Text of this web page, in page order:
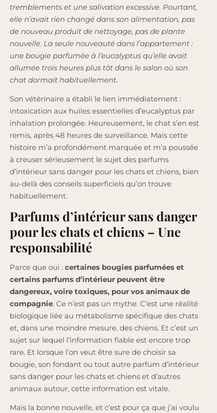
tremblements et une salivation excessive. Pourtant,
elle n’avait rien changé dans son alimentation, pas
de nouveau produit de nettoyage, pas de plante
nouvelle. La seule nouveauté dans l’appartement :
une bougie parfumée à l’eucalyptus qu’elle avait
allumée trois heures plus tôt dans le salon où son
chat dormait habituellement.
Son vétérinaire a établi le lien immédiatement :
intoxication aux huiles essentielles d’eucalyptus par
inhalation prolongée. Heureusement, le chat s’en est
remis, après 48 heures de surveillance. Mais cette
histoire m’a profondément marquée et m’a poussée
à creuser sérieusement le sujet des parfums
d’intérieur sans danger pour les chats et chiens, bien
au-delà des conseils superficiels qu’on trouve
habituellement.
Parfums d’intérieur sans danger
pour les chats et chiens – Une
responsabilité
Parce que oui : certaines bougies parfumées et
certains parfums d’intérieur peuvent être
dangereux, voire toxiques, pour vos animaux de
compagnie. Ce n’est pas un mythe. C’est une réalité
biologique liée au métabolisme spécifique des chats
et, dans une moindre mesure, des chiens. Et c’est un
sujet sur lequel l’information fiable est encore trop
rare. Et lorsque l’on veut être sure de choisir sa
bougie, son fondant ou tout autre parfum d’intérieur
sans danger pour les chats et chiens et d’autres
animaux autour, cette information est vitale.
Mais la bonne nouvelle, et c’est pour ça que j’ai voulu